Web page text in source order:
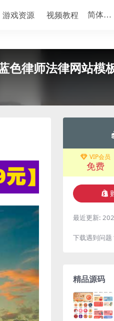
游戏资源 视频教程
色律师法律网站模
VIP会员
免费
最近更新:
下载遇到问
精品源码